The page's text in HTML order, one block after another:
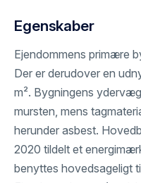
Egenskaber
Ejendommens primære
Der er derudover en
m². Bygningens
mursten, mens
herunder asbest.
2020 tildelt et
benyttes hovedsageligt